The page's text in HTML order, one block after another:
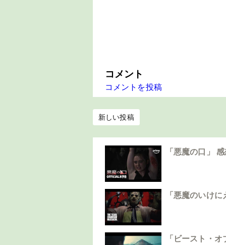
コメント
コメントを投稿
新しい投稿
「悪魔の口」
「悪魔のいけ
「ビースト・